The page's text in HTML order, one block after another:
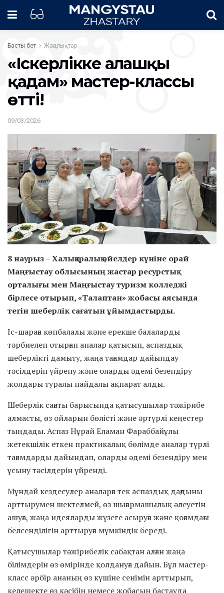
Басты бет Жаңалықтар
«Іскерлікке алғашқы
қадам» мастер-классы
өтті!
09/03/2026
8 наурыз – Халықаралық әйелдер күніне орай
Маңғыстау облысының жастар ресурстық
орталығы мен Маңғыстау туризм колледжі
бірлесе отырып, «Талаптан» жобасы аясында
тегін шеберлік сағатын ұйымдастырды.
Іс-шараға көпбалалы және ерекше балаларды
тәрбиелеп отырған аналар қатысып, аспаздық
шеберлікті дамыту, жаңа тағамдар дайындау
тәсілдерін үйрену және оларды әдемі безендіру
жолдары туралы пайдалы ақпарат алды.
Шеберлік сағаты барысында қатысушылар тәжірибе
алмасты, өз ойларын бөлісті және әртүрлі кеңестер
тыңдады. Аспаз Нұрай Еламан Фараббайұлы
жетекшілік еткен практикалық бөлімде аналар түрлі
тағамдарды дайындап, оларды әдемі безендіру мен
ұсыну тәсілдерін үйренді.
Мұндай кездесулер аналарға тек аспаздық дағдыны
арттырумен шектелмей, өз шығармашылық әлеуетін
ашуға, жаңа идеяларды жүзеге асыруға және қоғамдағы
белсенділігін арттыруға мүмкіндік береді.
Қатысушылар тәжірибелік сабақтан алған жаңа
білімдерін өз өмірінде қолдануға дайын. Бұл мастер-
класс әрбір ананың өз күшіне сенімін арттырып,
келешекте өз кәсібін немесе жобасын бастауда